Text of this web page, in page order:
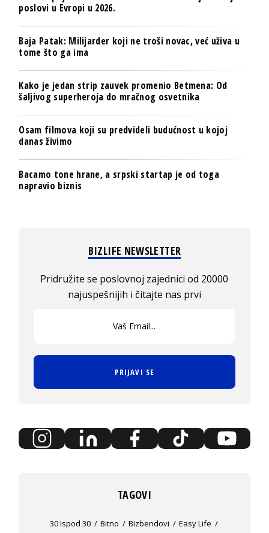
poslovi u Evropi u 2026.
Baja Patak: Milijarder koji ne troši novac, već uživa u
tome što ga ima
Kako je jedan strip zauvek promenio Betmena: Od
šaljivog superheroja do mračnog osvetnika
Osam filmova koji su predvideli budućnost u kojoj
danas živimo
Bacamo tone hrane, a srpski startap je od toga
napravio biznis
BIZLIFE NEWSLETTER
Pridružite se poslovnoj zajednici od 20000
najuspešnijih i čitajte nas prvi
PRIJAVI SE
TAGOVI
30 Ispod 30 Bitno Bizbendovi
Easy Life